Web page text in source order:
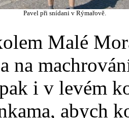
Pavel při snídani v Rýmařově.
Malé
na
i v levém
abych